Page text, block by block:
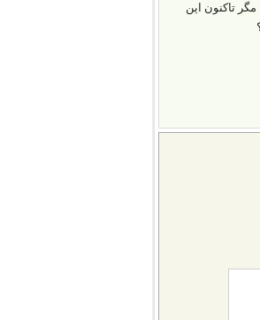
بودند؟ مگر تاکنون این